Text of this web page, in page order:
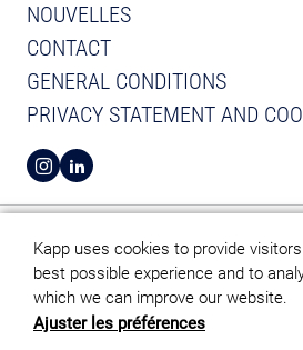
Kapp uses cookies to provide
best possible experience and to
which we can improve our website.
Ajuster les préférences
NOUVELLES
CONTACT
GENERAL CONDITIONS
PRIVACY STATEMENT AND
VIEW INSTAGRAM FROM KAPP
VIEW LINKEDIN FROM KAPP